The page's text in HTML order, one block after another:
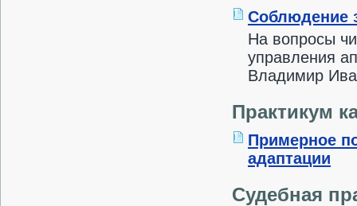
Соблюдение
На вопросы
управления
Владимир
Практикум
Примерное
адаптации
Судебная